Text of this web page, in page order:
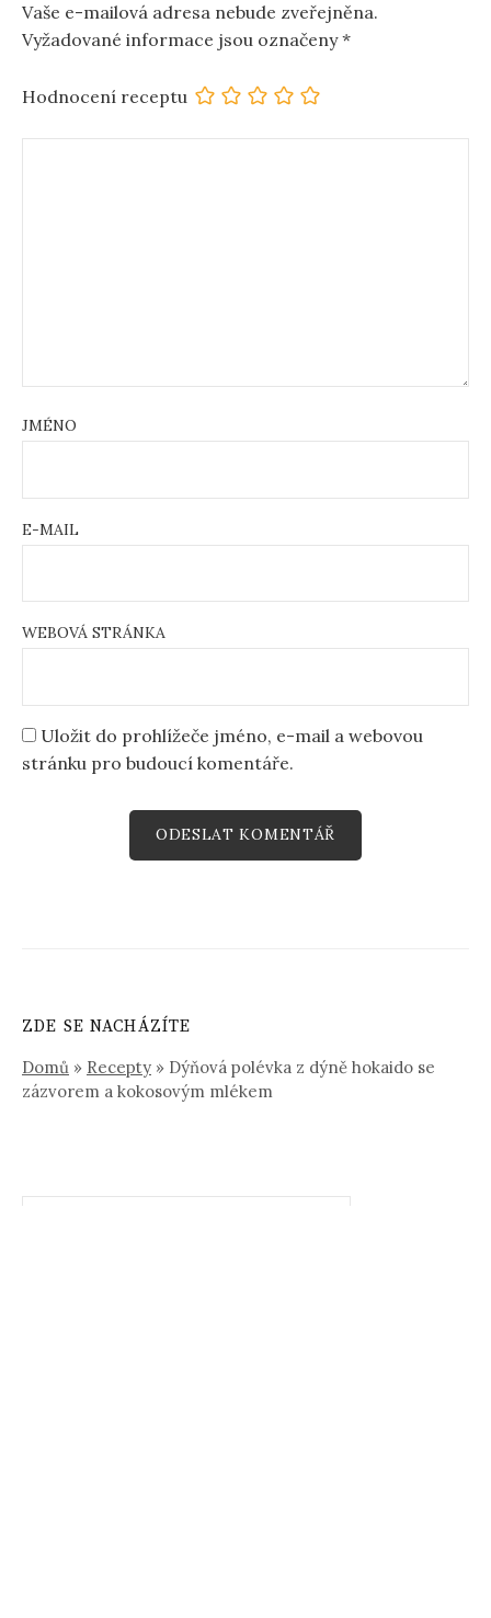
Vaše e-mailová adresa nebude zveřejněna.
Vyžadované informace jsou označeny*
Hodnocení receptu
JMÉNO
E-MAIL
WEBOVÁ STRÁNKA
Uložit do prohlížeče jméno, e-mail a webovou
stránku pro budoucí komentáře.
ZDE SE NACHÁZÍTE
Domů » Recepty » Dýňová polévka z dýně hokaido se
zázvorem a kokosovým mlékem
Vyhledávání